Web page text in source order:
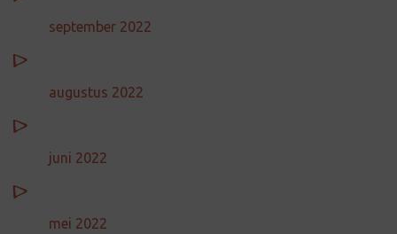
september 2022
augustus 2022
juni 2022
mei 2022